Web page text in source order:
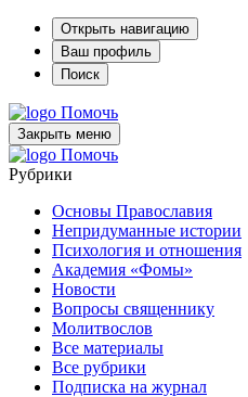
Открыть навигацию
Ваш профиль
Поиск
Помочь
Закрыть меню
Помочь
Рубрики
Основы Православия
Непридуманные истории
Психология и отношения
Академия «Фомы»
Новости
Вопросы священнику
Молитвослов
Все материалы
Все рубрики
Подписка на журнал